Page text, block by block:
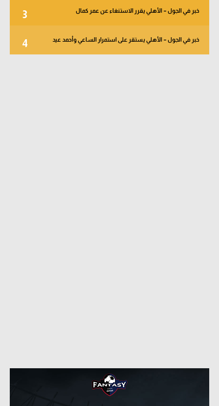
3 خبر في الجول – الأهلي يقرر الاستنغاء عن عمر كمال
4 خبر في الجول – الأهلي يستقر على استمرار الساعي وأحمد عيد